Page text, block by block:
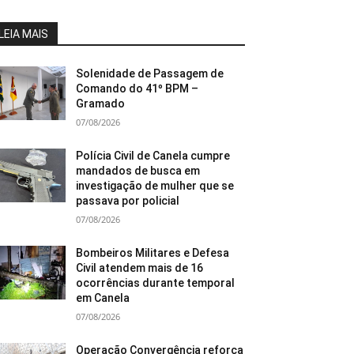
MAIS
Solenidade de Passagem de
Comando do 41º BPM –
Gramado
07/08/2026
Polícia Civil de Canela cumpre
mandados de busca em
investigação de mulher que se
passava por policial
07/08/2026
Bombeiros Militares e Defesa
Civil atendem mais de 16
ocorrências durante temporal
em Canela
07/08/2026
Operação Convergência reforça